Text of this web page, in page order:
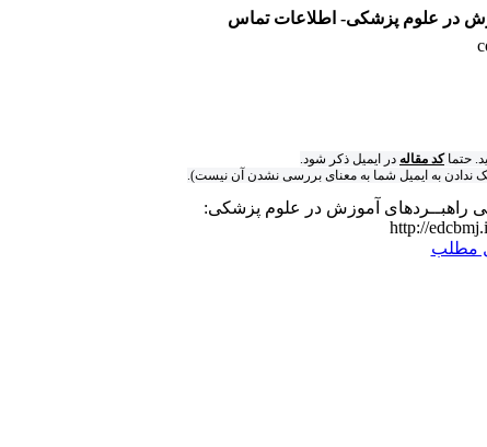
در علوم پزشکی- اطلاعات تماس
حتماکد مقاله در ایمیل ذکر شود.
ندادن به ایمیل شما به معنای بررسی نشدن آن نیست).
راهبــردهای آموزش در علوم پزشکی:
http://
مطلب